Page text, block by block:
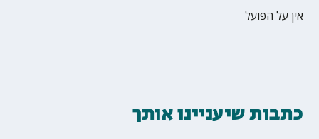
אין על הפועל
כתבות שיעניינו אותך